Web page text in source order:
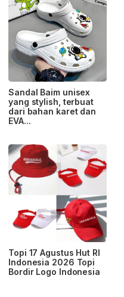
Sandal Baim unisex
yang stylish, terbuat
dari bahan karet dan
EVA...
Topi 17 Agustus Hut RI
Indonesia 2026 Topi
Bordir Logo Indonesia